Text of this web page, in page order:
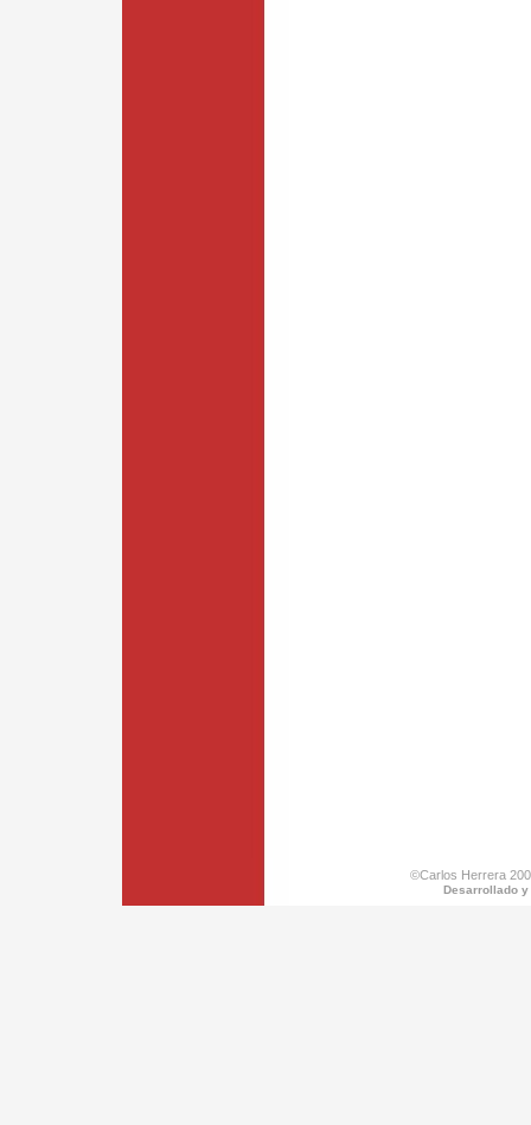
©Carlos Herrera
Desarrollado